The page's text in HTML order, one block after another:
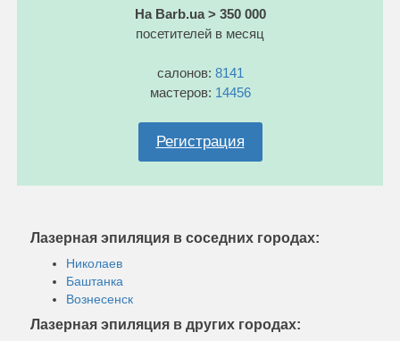
На Barb.ua > 350 000
посетителей в месяц
салонов: 8141
мастеров: 14456
Регистрация
Лазерная эпиляция в соседних городах:
Николаев
Баштанка
Вознесенск
Лазерная эпиляция в других городах: